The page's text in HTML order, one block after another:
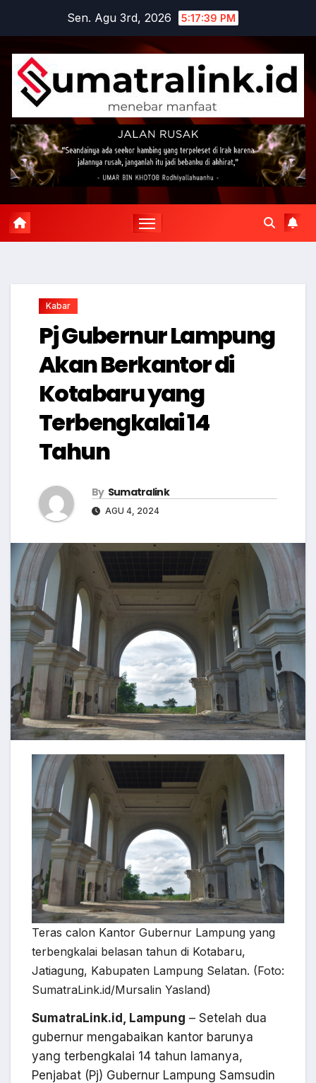
content
Sen. Agu 3rd, 2026 5:17:40 PM
Kabar
Pj Gubernur Lampung
Akan Berkantor di
Kotabaru yang
Terbengkalai 14
Tahun
By Sumatralink
AGU 4, 2024
Teras calon Kantor Gubernur Lampung yang
terbengkalai belasan tahun di Kotabaru,
Jatiagung, Kabupaten Lampung Selatan. (Foto:
SumatraLink.id/Mursalin Yasland)
SumatraLink.id, Lampung – Setelah dua
gubernur mengabaikan kantor barunya
yang terbengkalai 14 tahun lamanya,
Penjabat (Pj) Gubernur Lampung Samsudin